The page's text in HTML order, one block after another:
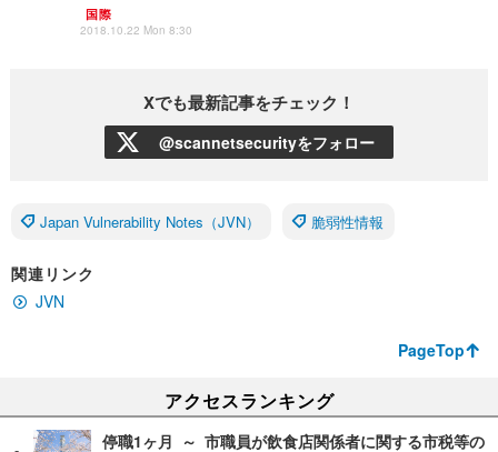
国際
2018.10.22 Mon 8:30
Xでも最新記事をチェック！
@scannetsecurityをフォロー
Japan Vulnerability Notes（JVN） 脆弱性情報
関連リンク
JVN
PageTop
アクセスランキング
停職1ヶ月 ～ 市職員が飲食店関係者に関する市税等の